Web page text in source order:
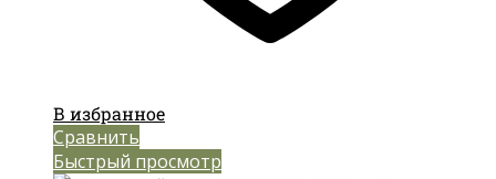
В избранное
Сравнить
Быстрый просмотр